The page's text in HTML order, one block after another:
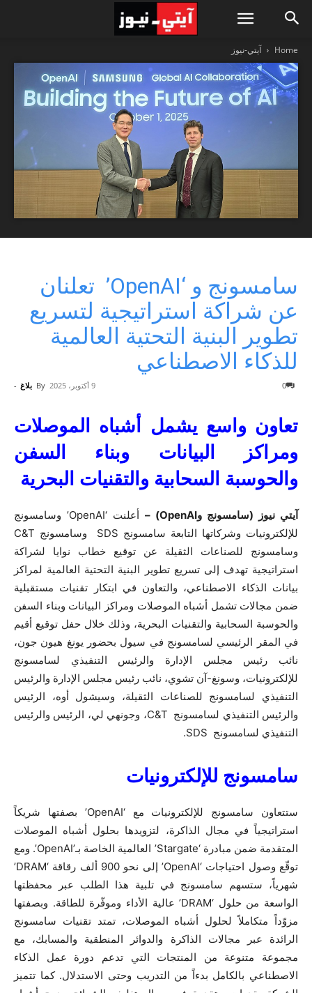
Home آيتي-نيوز
سامسونج و ‘OpenAI’ تعلنان
عن شراكة استراتيجية لتسريع
تطوير البنية التحتية العالمية
للذكاء الاصطناعي
By بلاغ - 9 أكتوبر، 2025 0
تعاون واسع يشمل أشباه الموصلات
ومراكز البيانات وبناء السفن
والحوسبة السحابية والتقنيات البحرية
آيتي نيوز (سامسونج وOpenAI) –
أعلنت ‘OpenAI’ وسامسونج
للإلكترونيات وشركاتها التابعة سامسونج SDS وسامسونج C&T
وسامسونج للصناعات الثقيلة عن توقيع خطاب نوايا لشراكة
استراتيجية تهدف إلى تسريع تطوير البنية التحتية العالمية لمراكز
بيانات الذكاء الاصطناعي، والتعاون في ابتكار تقنيات مستقبلية
ضمن مجالات تشمل أشباه الموصلات ومراكز البيانات وبناء السفن
والحوسبة السحابية والتقنيات البحرية، وذلك خلال حفل توقيع أقيم
في المقر الرئيسي لسامسونج في سيول بحضور يونغ هيون جون،
نائب رئيس مجلس الإدارة والرئيس التنفيذي لسامسونج
للإلكترونيات، وسونغ-آن تشوي، نائب رئيس مجلس الإدارة والرئيس
التنفيذي لسامسونج للصناعات الثقيلة، وسيشول أوه، الرئيس
والرئيس التنفيذي لسامسونج C&T، وجونهي لي، الرئيس والرئيس
التنفيذي لسامسونج SDS.
سامسونج للإلكترونيات
ستتعاون سامسونج للإلكترونيات مع ‘OpenAI’ بصفتها شريكاً
استراتيجياً في مجال الذاكرة، لتزويدها بحلول أشباه الموصلات
المتقدمة ضمن مبادرة ‘Stargate’ العالمية الخاصة بـ’OpenAI’. ومع
توقّع وصول احتياجات ‘OpenAI’ إلى نحو 900 ألف رقاقة ‘DRAM’
شهرياً، ستسهم سامسونج في تلبية هذا الطلب عبر محفظتها
الواسعة من حلول ‘DRAM’ عالية الأداء وموفّرة للطاقة. وبصفتها
مزوّداً متكاملاً لحلول أشباه الموصلات، تمتد تقنيات سامسونج
الرائدة عبر مجالات الذاكرة والدوائر المنطقية والمسابك، مع
مجموعة متنوعة من المنتجات التي تدعم دورة عمل الذكاء
الاصطناعي بالكامل بدءاً من التدريب وحتى الاستدلال. كما تتميز